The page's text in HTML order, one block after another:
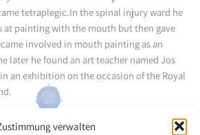
verwalten
tetraplegic.In the spinal injury ward he
at painting with the mouth but then gave
involved in mouth painting as an
later he found an art teacher named Jos
an exhibition on the occasion of the Royal
overview